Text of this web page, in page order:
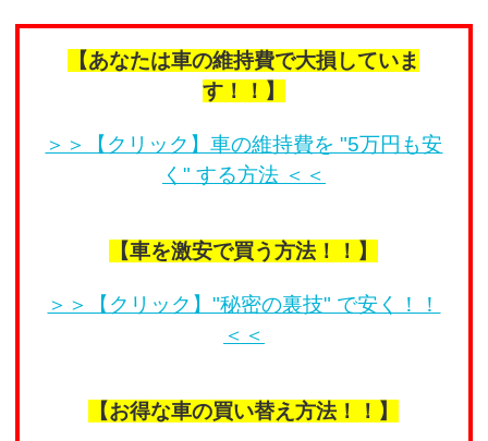
【あなたは車の維持費で大損していま
す！！】
＞＞【クリック】車の維持費を "5万円も安
く" する方法 ＜＜
【車を激安で買う方法！！】
＞＞【クリック】"秘密の裏技" で安く！！
＜＜
【お得な車の買い替え方法！！】